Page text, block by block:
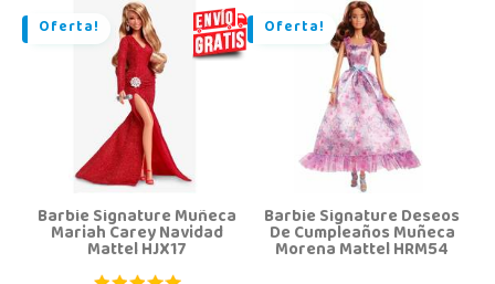
Oferta!
Barbie Signature Muñeca
Mariah Carey Navidad
Mattel HJX17
Oferta!
Barbie Signature Deseos
De Cumpleaños Muñeca
Morena Mattel HRM54